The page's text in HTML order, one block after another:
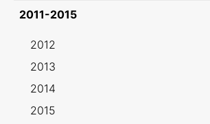
2011-2015
2012
2013
2014
2015